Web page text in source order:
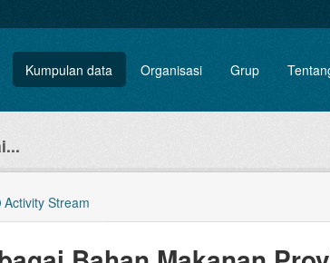
Kumpulan data Organisasi Grup
Activity Stream